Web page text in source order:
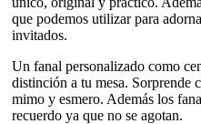
que podemos utilizar para
invitados.
Un fanal personalizado como
distinción a tu mesa. Sorprende
mimo y esmero. Además los
recuerdo ya que no se agotan.